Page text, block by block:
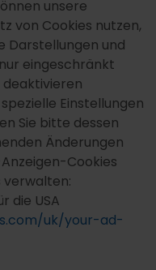
unsere
von Cookies nutzen,
Darstellungen und
eingeschränkt
deaktivieren
Einstellungen
Sie bitte dessen
Änderungen
Cookies
verwalten:
die USA
uk/your-ad-